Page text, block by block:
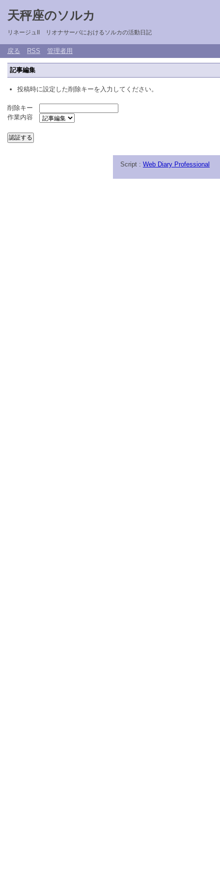
天秤座のソルカ
リネージュII リオナサーバにおけるソルカの活動日記
戻る RSS 管理者用
記事編集
投稿時に設定した削除キーを入力してください。
削除キー
作業内容
Script : Web Diary Professional